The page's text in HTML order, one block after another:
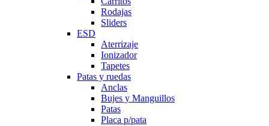
Rodajas
Sliders
ESD
Aterrizaje
Ionizador
Tapetes
Patas y ruedas
Anclas
Bujes y Manguillos
Patas
Placa p/pata